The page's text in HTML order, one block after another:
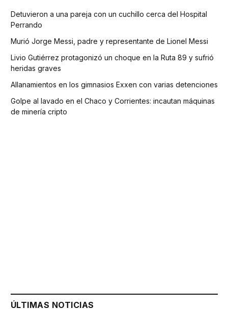
Detuvieron a una pareja con un cuchillo cerca del Hospital
Perrando
Murió Jorge Messi, padre y representante de Lionel Messi
Livio Gutiérrez protagonizó un choque en la Ruta 89 y sufrió
heridas graves
Allanamientos en los gimnasios Exxen con varias detenciones
Golpe al lavado en el Chaco y Corrientes: incautan máquinas
de minería cripto
ÚLTIMAS NOTICIAS